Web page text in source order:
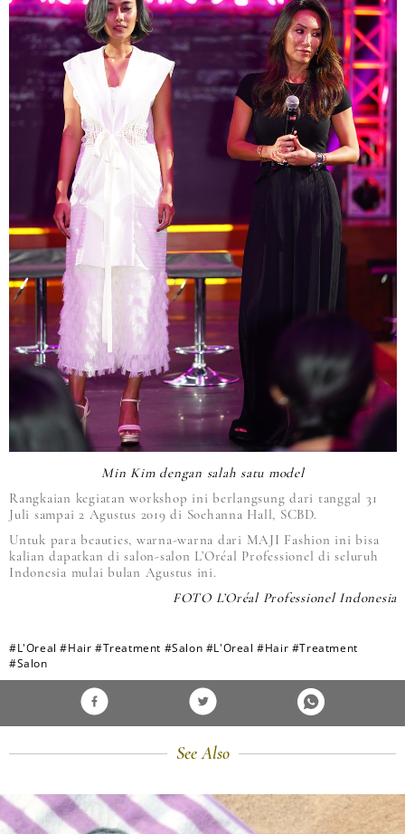
Min Kim dengan salah satu model
Rangkaian kegiatan workshop ini berlangsung dari tanggal 31
Juli sampai 2 Agustus 2019 di Soehanna Hall, SCBD.
Untuk para beauties, warna-warna dari MAJI Fashion ini bisa
kalian dapatkan di salon-salon L’Oréal Professionel di seluruh
Indonesia mulai bulan Agustus ini.
FOTO L’Oréal Professionel Indonesia
#L'Oreal #Hair #Treatment #Salon #L'Oreal #Hair #Treatment
#Salon
See Also